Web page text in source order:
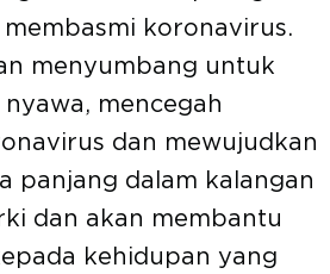
koronavirus.
menyumbang untuk
mencegah
dan mewujudkan
panjang dalam kalangan
dan akan membantu
kehidupan yang